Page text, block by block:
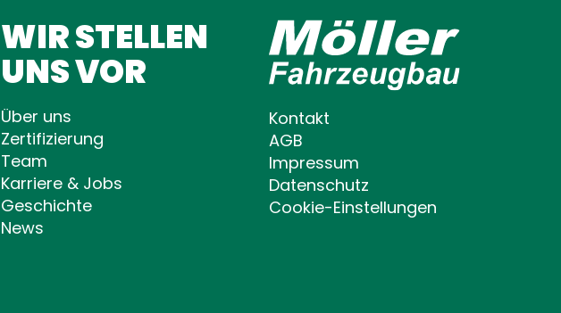
WIR STELLEN
UNS VOR
Über uns
Zertifizierung
Team
Karriere & Jobs
Geschichte
News
Kontakt
AGB
Impressum
Datenschutz
Cookie-Einstellungen